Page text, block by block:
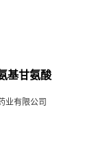
基甘氨酸
业有限公司